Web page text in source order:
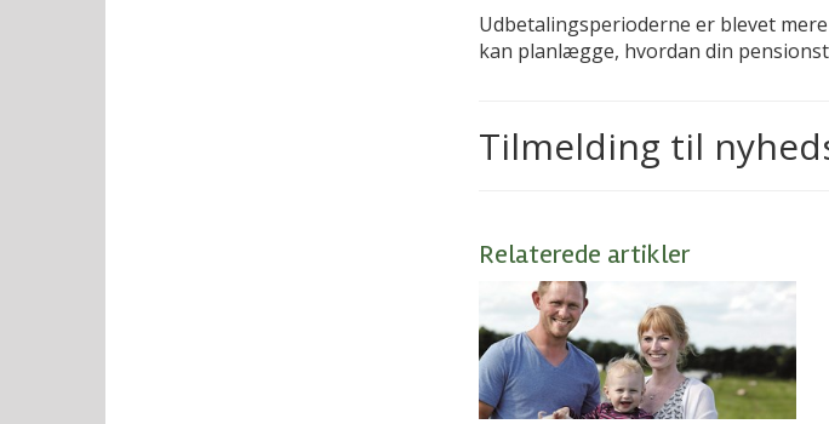
Udbetalingsperioderne er blevet
kan planlægge, hvordan din
Tilmelding til
Relaterede artikler